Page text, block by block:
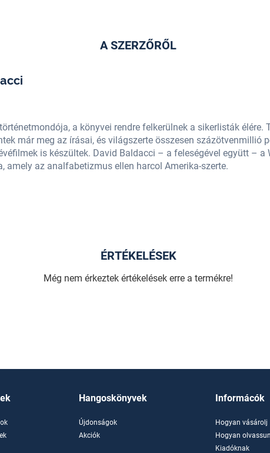
A SZERZŐRŐL
a könyvei rendre felkerülnek a sikerlisták élére.
már meg az írásai, és világszerte összesen százötvenmillió
is készültek. David Baldacci – a feleségével együtt – a
amely az analfabetizmus ellen harcol Amerika-szerte.
ÉRTÉKELÉSEK
Még nem érkeztek értékelések erre a termékre!
Hangoskönyvek
Újdonságok
Akciók
Informácók
Hogyan vásárolj
Hogyan
Kiadóknak